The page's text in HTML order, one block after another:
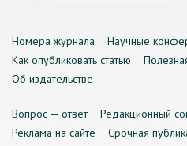
Номера журнала Научные
Как опубликовать статью
Об издательстве
Вопрос — ответ Редакционный
Реклама на сайте
Срочная